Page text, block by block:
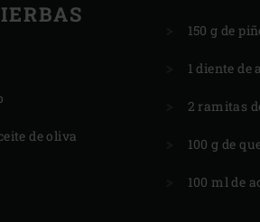
de oliva
150 g de
1 diente de
2 ramitas
100 g de
100 ml de